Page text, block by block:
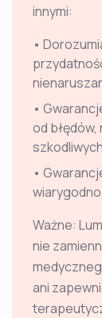
innymi:
•
•
od
•
Ważne:
nie
ani